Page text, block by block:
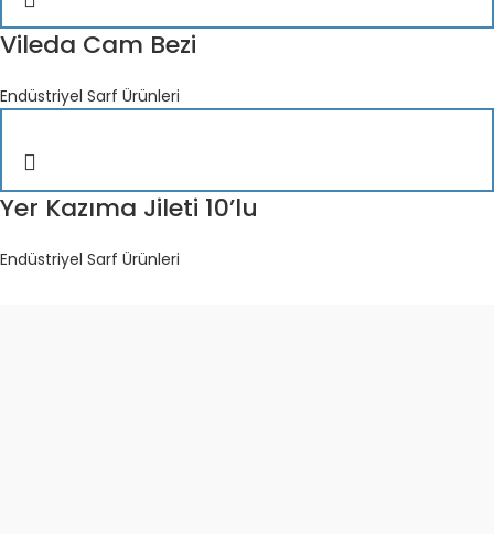
Vileda Cam Bezi
Endüstriyel Sarf Ürünleri
Yer Kazıma Jileti 10’lu
Endüstriyel Sarf Ürünleri